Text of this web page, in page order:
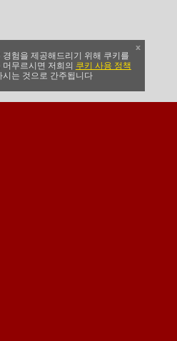
험을 제공해드리기 위해 쿠키를
무르시면 저희의 쿠키 사용 정책
는 것으로 간주됩니다
x